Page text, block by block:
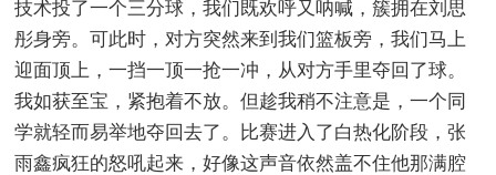
技术投了一个三分球，我们既欢呼又呐喊，簇拥在刘思
彤身旁。可此时，对方突然来到我们篮板旁，我们马上
迎面顶上，一挡一顶一抢一冲，从对方手里夺回了球。
我如获至宝，紧抱着不放。但趁我稍不注意是，一个同
学就轻而易举地夺回去了。比赛进入了白热化阶段，张
雨鑫疯狂的怒吼起来，好像这声音依然盖不住他那满腔